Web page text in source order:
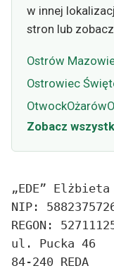
w innej
stron lub
Ostrów
Ostrowiec
OtwockOżarów
Zobacz
„EDE”
NIP:
REGON:
ul. Pucka 46
84-240 REDA